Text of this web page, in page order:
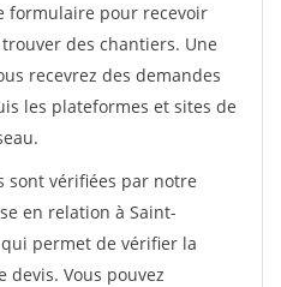
formulaire pour recevoir
des chantiers. Une
recevrez des demandes
les plateformes et sites de
sont vérifiées par notre
en relation à Saint-
permet de vérifier la
devis. Vous pouvez